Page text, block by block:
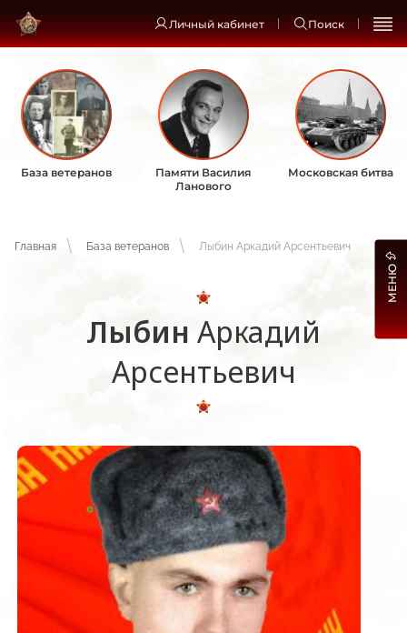
Личный кабинет Поиск
База ветеранов
Памяти Василия
Ланового
Московская битва
Главная База ветеранов Лыбин Аркадий Арсентьевич
Лыбин Аркадий
Арсентьевич
МЕНЮ